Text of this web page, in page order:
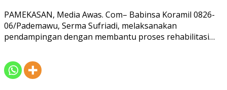
PAMEKASAN, Media Awas. Com– Babinsa Koramil 0826-
06/Pademawu, Serma Sufriadi, melaksanakan
pendampingan dengan membantu proses rehabilitasi…